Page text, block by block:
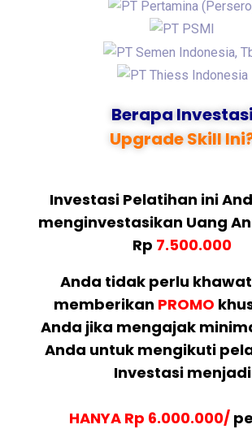
Berapa Investasi
Upgrade Skill
Investasi Pelatihan ini
menginvestasikan Uang
Rp 7.500.000
Anda tidak perlu
memberikan PROMO
Anda jika mengajak
Anda untuk mengikuti
Investasi menjadi
HANYA Rp 6.000.000/